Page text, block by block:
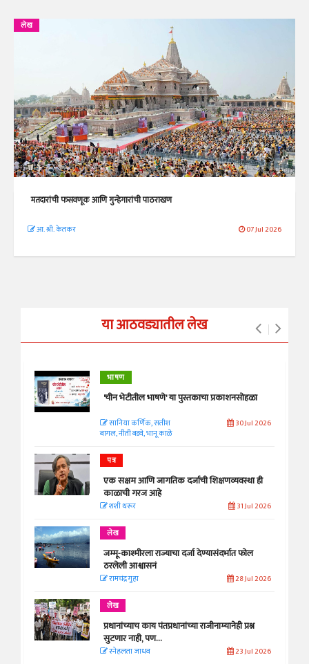
लेख
मतदारांची फसवणूक आणि गुन्हेगारांची पाठराखण
आ. श्री. केतकर 07 Jul 2026
या आठवड्यातील लेख
भाषण
'चीन भेटीतील भाषणे' या पुस्तकाचा प्रकाशनसोहळा
सानिया कर्णिक, सतीश
बागल, नीती बडवे, भानू काळे
30 Jul 2026
पत्र
एक सक्षम आणि जागतिक दर्जाची शिक्षणव्यवस्था ही
काळाची गरज आहे
शशी थरूर 31 Jul 2026
लेख
जम्मू-काश्मीरला राज्याचा दर्जा देण्यासंदर्भात फोल
ठरलेली आश्वासनं
रामचंद्र गुहा 28 Jul 2026
लेख
प्रधानांच्याच काय पंतप्रधानांच्या राजीनाम्यानेही प्रश्न
सुटणार नाही, पण...
स्नेहलता जाधव 23 Jul 2026